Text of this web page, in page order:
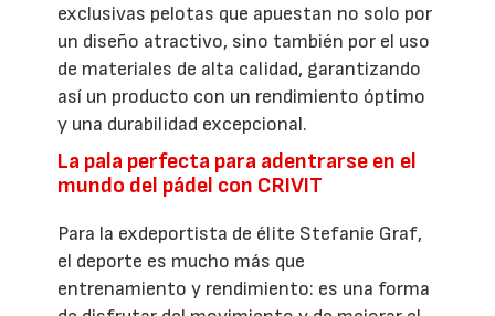
exclusivas pelotas que apuestan no solo por
un diseño atractivo, sino también por el uso
de materiales de alta calidad, garantizando
así un producto con un rendimiento óptimo
y una durabilidad excepcional.
La pala perfecta para adentrarse en el
mundo del pádel con CRIVIT
Para la exdeportista de élite Stefanie Graf,
el deporte es mucho más que
entrenamiento y rendimiento: es una forma